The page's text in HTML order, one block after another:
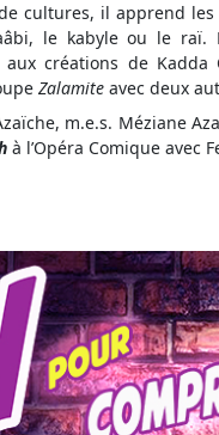
cultures, il apprend
le kabyle ou le
créations de Kadda
Zalamite avec deux
m.e.s. Méziane
à l’Opéra Comique avec